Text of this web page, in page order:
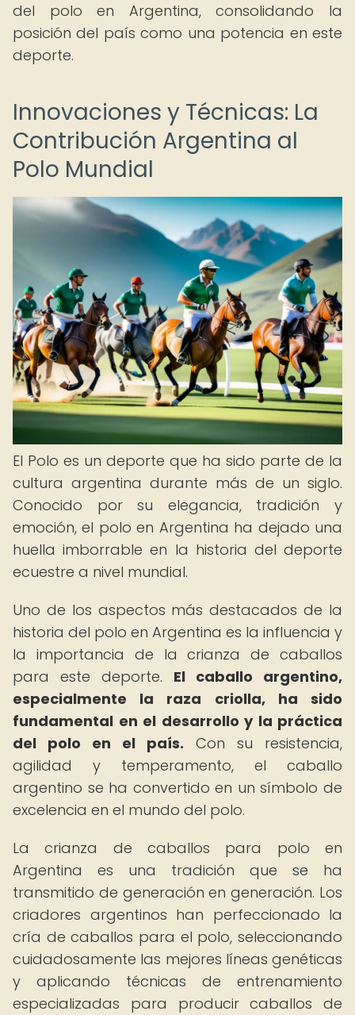
del polo en Argentina, consolidando la
posición del país como una potencia en este
deporte.
Innovaciones y Técnicas: La
Contribución Argentina al
Polo Mundial
El Polo es un deporte que ha sido parte de la
cultura argentina durante más de un siglo.
Conocido por su elegancia, tradición y
emoción, el polo en Argentina ha dejado una
huella imborrable en la historia del deporte
ecuestre a nivel mundial.
Uno de los aspectos más destacados de la
historia del polo en Argentina es la influencia y
la importancia de la crianza de caballos
para este deporte. El caballo argentino,
especialmente la raza criolla, ha sido
fundamental en el desarrollo y la práctica
del polo en el país. Con su resistencia,
agilidad y temperamento, el caballo
argentino se ha convertido en un símbolo de
excelencia en el mundo del polo.
La crianza de caballos para polo en
Argentina es una tradición que se ha
transmitido de generación en generación. Los
criadores argentinos han perfeccionado la
cría de caballos para el polo, seleccionando
cuidadosamente las mejores líneas genéticas
y aplicando técnicas de entrenamiento
especializadas para producir caballos de